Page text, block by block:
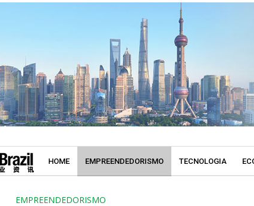
HOME EMPREENDEDORISMO TECNOLOGIA
EMPREENDEDORISMO